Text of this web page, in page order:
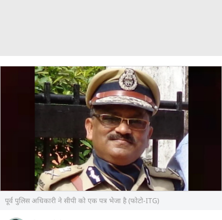
पूर्व पुलिस अधिकारी ने सीपी को एक पत्र भेजा है (फोटो-ITG)